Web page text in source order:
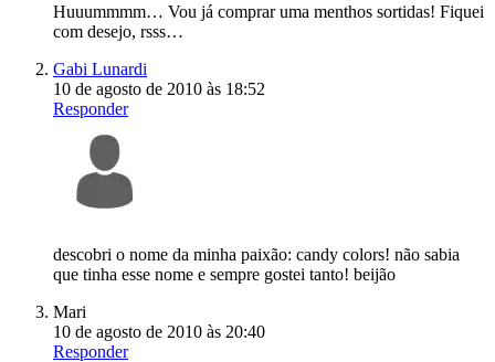
Huuummmm… Vou já comprar uma menthos sortidas! Fiquei
com desejo, rsss…
Gabi Lunardi
10 de agosto de 2010 às 18:52
Responder
descobri o nome da minha paixão: candy colors! não sabia
que tinha esse nome e sempre gostei tanto! beijão
Mari
10 de agosto de 2010 às 20:40
Responder